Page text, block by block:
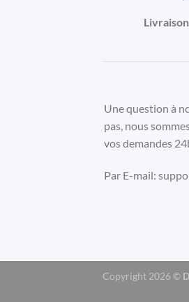
Une question à
pas, nous
vos demandes
Par E-mail:
Copyright 2026 ©